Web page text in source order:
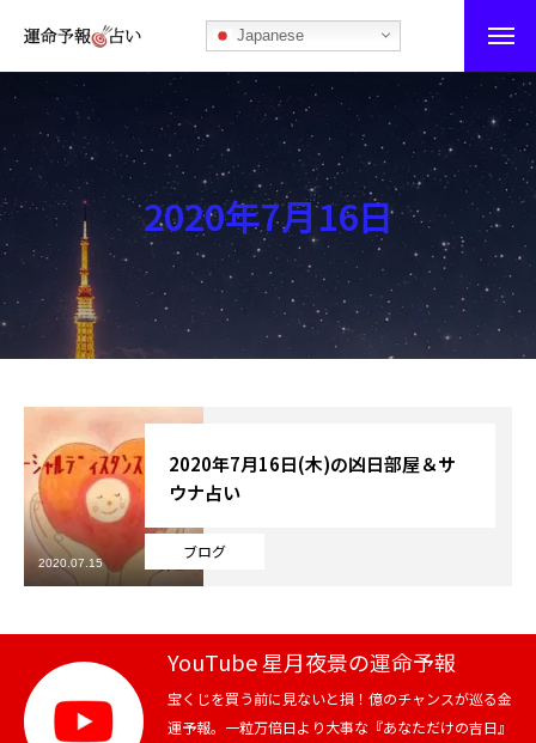
Japanese
運命予報占い
運命予報占いとは
あなたの所属部屋を探そう！
最恐の相性占い
秘伝公開！吉凶カレンダー
記事カテゴリー
ブログ
お知らせ
芸能界
テニス
スポーツ
2020年7月16日
ブログ
2020年7月16日(木)の凶日部屋＆サ
ウナ占い
2020.07.15
YouTube 星月夜景の運命予報
宝くじを買う前に見ないと損！億のチャンスが巡る金
運予報。一粒万倍日より大事な『あなただけの吉日』